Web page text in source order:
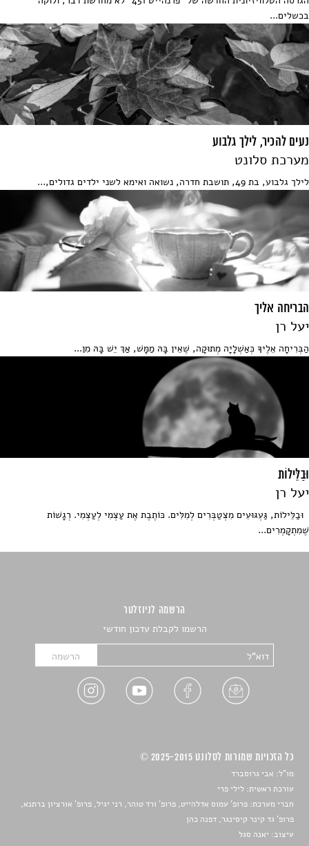
בכשלים...
נעים להכיר, לילך גלבוע
מערכת סלונט
לילך גלבוע, בת 49, תושבת חדרה, נשואה ואימא לשני ילדים גדולים,...
הבריחה אליך
יעל רן
הַבְּרִיחָה אֵלֶיךָ כְּאַשְׁלָיָה מְתוּקָה, שֶׁאֵין בָּהּ מַמָּשׁ, אַךְ יֵשׁ בָּהּ מִן...
וּבַלֵּילוֹת
יעל רן
וּבַלֵּילוֹת, גַּעְגּוּעִים מִצְטַבְּרִים לְמִלִּים. כּוֹתֶבֶת אֶת עַצְמִי לְעַצְמִי. רְגָשׁוֹת
שֶׁמִתְקָמְרִים...
הרשמה לניוזלטר
הרשמו לקבלת עדכון חודשי
כל הזכויות שמורות לסלונט 2025-2015 ©
מו"ל: אבי גרוסברד
עורכת ראשית: לילי פרי
חברי מערכת: פרופ' עמוס אדלהייט, פרופ' ורד טוהר, רני יגיל, פרופ' אורציון ברתנא,
פרופ' גד קינר קיסינגר, דפנה כהן
עיצוב: יאנה סגל